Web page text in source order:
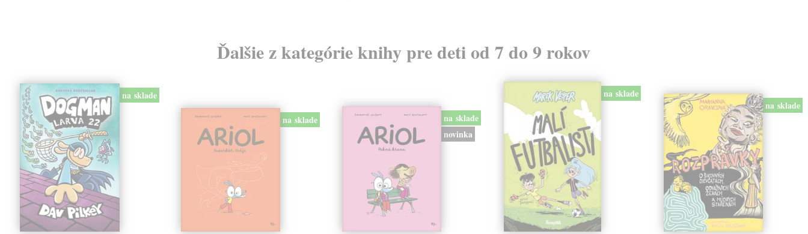
Ďalšie z kategórie knihy pre deti od 7 do 9 rokov
na sklade
na sklade
na sklade
novinka
na sklade
na sklade